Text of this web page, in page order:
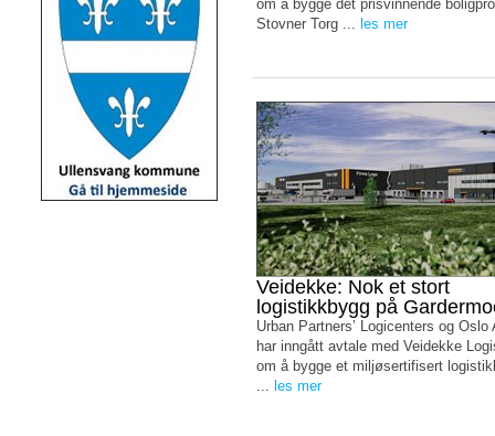
om å bygge det prisvinnende
Stovner Torg ... les mer
Veidekke: Nok et stort
logistikkbygg på
Urban Partners’ Logicenters og Oslo
har inngått avtale med Veidekke
om å bygge et miljøsertifisert
... les mer